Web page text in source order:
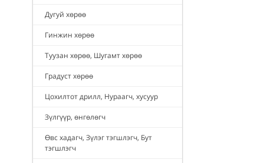
Дугуй хөрөө
Гинжин хөрөө
Туузан хөрөө, Шугамт хөрөө
Градуст хөрөө
Цохилтот дрилл, Нураагч, хусуур
Зүлгүүр, өнгөлөгч
Өвс хадагч, Зүлэг тэгшлэгч, Бут
тэгшлэгч